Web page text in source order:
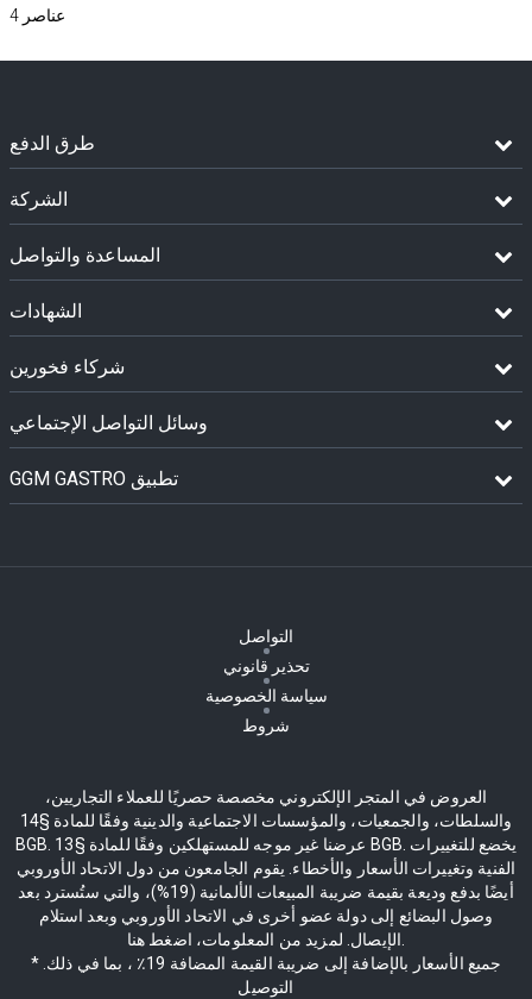
4 عناصر
طرق الدفع
الشركة
المساعدة والتواصل
الشهادات
شركاء فخورين
وسائل التواصل الإجتماعي
GGM GASTRO تطبيق
التواصل
تحذير قانوني
سياسة الخصوصية
شروط
العروض في المتجر الإلكتروني مخصصة حصريًا للعملاء التجاريين،
والسلطات، والجمعيات، والمؤسسات الاجتماعية والدينية وفقًا للمادة §14
BGB. عرضنا غير موجه للمستهلكين وفقًا للمادة §13 BGB. يخضع للتغييرات
الفنية وتغييرات الأسعار والأخطاء. يقوم الجامعون من دول الاتحاد الأوروبي
أيضًا بدفع وديعة بقيمة ضريبة المبيعات الألمانية (19%)، والتي ستُسترد بعد
وصول البضائع إلى دولة عضو أخرى في الاتحاد الأوروبي وبعد استلام
* جميع الأسعار بالإضافة إلى ضريبة القيمة المضافة 19٪ ، بما في ذلك.
التوصيل